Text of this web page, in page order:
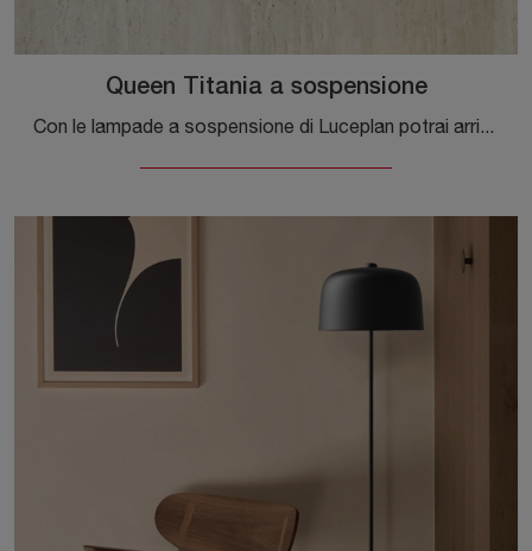
Queen Titania a sospensione
Con le lampade a sospensione di Luceplan potrai arricchire i tuoi interni: clicca e scopri Queen Titania a sospensione!